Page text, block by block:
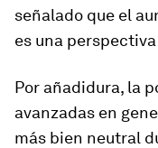
señalado que el
es una
Por añadidura, la
avanzadas en
más bien neutral